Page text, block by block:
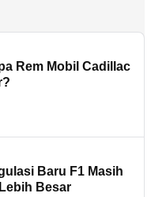
Rem Mobil Cadillac
Baru F1 Masih
Besar